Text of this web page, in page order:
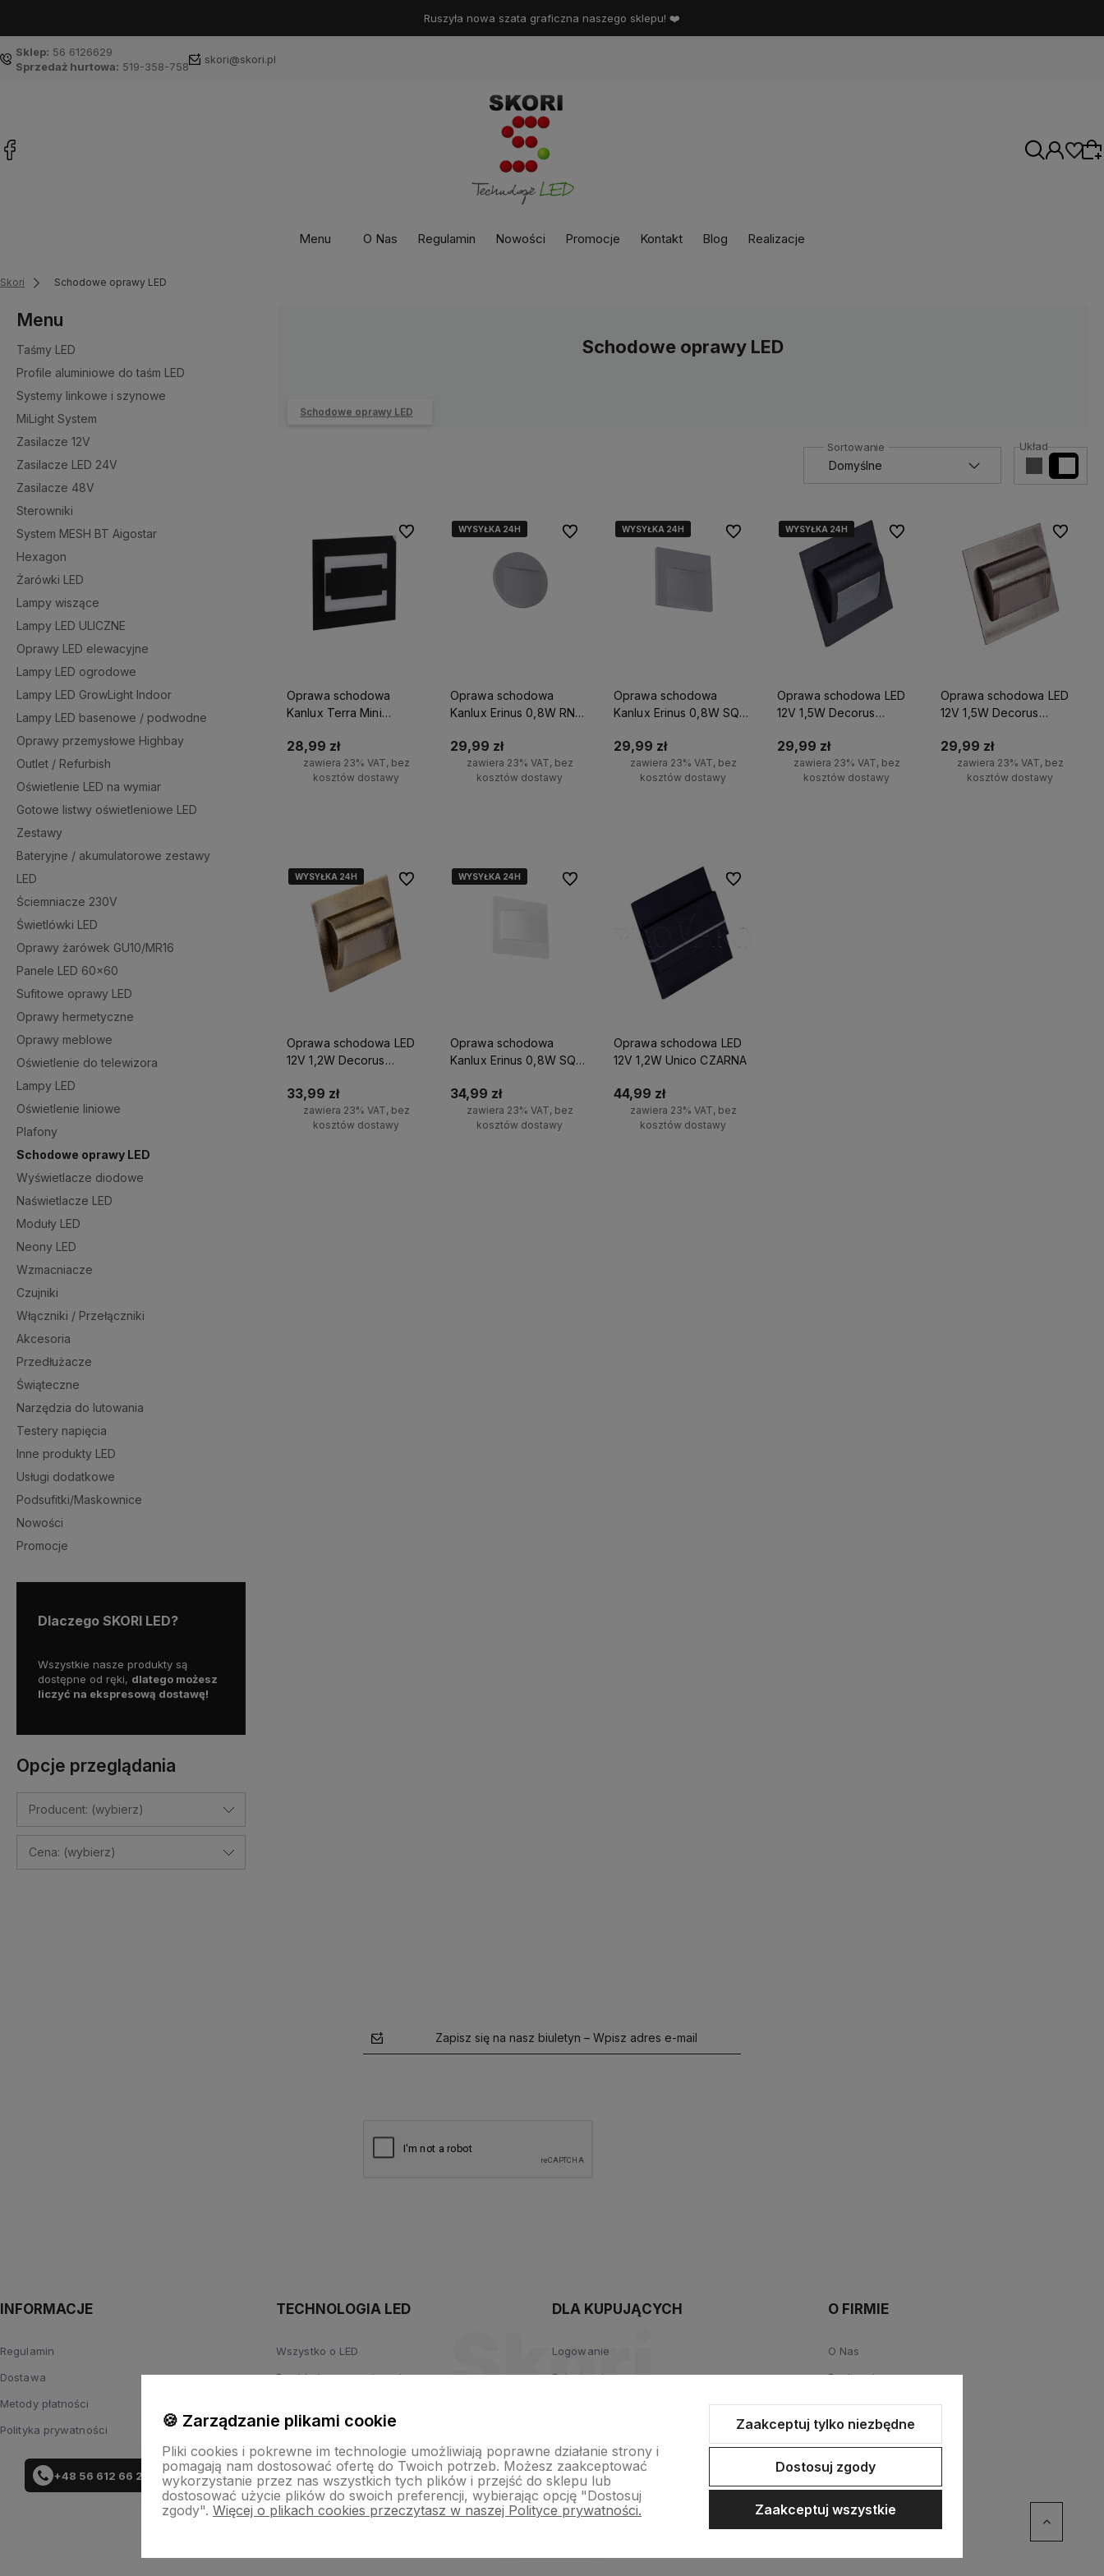
Ruszyła nowa szata graficzna naszego sklepu! ❤️
Sklep: 56 6126629
Sprzedaż hurtowa: 519-358-758
skori@skori.pl
+48 56 612 66 29
Menu O Nas Regulamin Nowości Promocje Kontakt Blog Realizacje
Skori Schodowe oprawy LED
Menu
Taśmy LED
Profile aluminiowe do taśm LED
Systemy linkowe i szynowe
MiLight System
Zasilacze 12V
Zasilacze LED 24V
Zasilacze 48V
Sterowniki
System MESH BT Aigostar
Hexagon
Żarówki LED
Lampy wiszące
Lampy LED ULICZNE
Oprawy LED elewacyjne
Lampy LED ogrodowe
Lampy LED GrowLight Indoor
Lampy LED basenowe / podwodne
Oprawy przemysłowe Highbay
Outlet / Refurbish
Oświetlenie LED na wymiar
Gotowe listwy oświetleniowe LED
Zestawy
Bateryjne / akumulatorowe zestawy
LED
Ściemniacze 230V
Świetlówki LED
Oprawy żarówek GU10/MR16
Panele LED 60x60
Sufitowe oprawy LED
Oprawy hermetyczne
Oprawy meblowe
Oświetlenie do telewizora
Lampy LED
Oświetlenie liniowe
Plafony
Schodowe oprawy LED
Wyświetlacze diodowe
Naświetlacze LED
Moduły LED
Neony LED
Wzmacniacze
Czujniki
Włączniki / Przełączniki
Akcesoria
Przedłużacze
Świąteczne
Narzędzia do lutowania
Testery napięcia
Inne produkty LED
Usługi dodatkowe
Podsufitki/Maskownice
Nowości
Promocje
Dlaczego SKORI LED?
Wszystkie nasze produkty są
dostępne od ręki, dlatego możesz
liczyć na ekspresową dostawę!
Opcje przeglądania
Producent: (wybierz)
Cena: (wybierz)
Schodowe oprawy LED
Schodowe oprawy LED
Układ
Oprawa schodowa
Kanlux Terra Mini
28,99 zł
zawiera 23% VAT, bez
kosztów dostawy
Do ulubionychWYSYŁKA 24H
WYSYŁKA 24H
WYSYŁKA 24H
Oprawa schodowa
Kanlux Erinus 0,8W RND
29,99 zł
zawiera 23% VAT, bez
kosztów dostawy
Do ulubionychWYSYŁKA 24H
WYSYŁKA 24H
WYSYŁKA 24H
Oprawa schodowa
Kanlux Erinus 0,8W SQR
29,99 zł
zawiera 23% VAT, bez
kosztów dostawy
Do ulubionychWYSYŁKA 24H
WYSYŁKA 24H
WYSYŁKA 24H
Oprawa schodowa LED
12V 1,5W Decorus
29,99 zł
zawiera 23% VAT, bez
kosztów dostawy
Do ulubionych
Oprawa schodowa LED
12V 1,5W Decorus
29,99 zł
zawiera 23% VAT, bez
kosztów dostawy
Do
WYSYŁKA 24H
WYSYŁKA 24H
WYSYŁKA 24H
Oprawa schodowa LED
12V 1,2W Decorus
33,99 zł
zawiera 23% VAT, bez
kosztów dostawy
Do ulubionychWYSYŁKA 24H
WYSYŁKA 24H
WYSYŁKA 24H
Oprawa schodowa
Kanlux Erinus 0,8W SQR
34,99 zł
zawiera 23% VAT, bez
kosztów dostawy
Do ulubionych
Oprawa schodowa LED
12V 1,2W Unico CZARNA
44,99 zł
zawiera 23% VAT, bez
kosztów dostawy
Do ulubionych
Zapisz się na nasz biuletyn – Wpisz adres e-mail
INFORMACJE
Regulamin
Dostawa
Metody płatności
Polityka prywatności
TECHNOLOGIA LED
Wszystko o LED
Przykładowe rozwiązania
Parametry światła LED
DLA KUPUJĄCYCH
Logowanie
Rejestracja
O FIRMIE
O Nas
Realizacje
Polityka jakości
Współpraca
🍪 Zarządzanie plikami cookie
Pliki cookies i pokrewne im technologie umożliwiają poprawne działanie strony i
pomagają nam dostosować ofertę do Twoich potrzeb. Możesz zaakceptować
wykorzystanie przez nas wszystkich tych plików i przejść do sklepu lub
dostosować użycie plików do swoich preferencji, wybierając opcję "Dostosuj
zgody". Więcej o plikach cookies przeczytasz w naszej Polityce prywatności.
Zaakceptuj tylko niezbędne
Dostosuj zgody
Zaakceptuj wszystkie